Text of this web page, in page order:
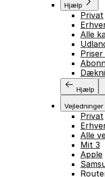
Hjælp
Privat
Alle
Hjælp
Vejledninger
Privat
Alle
Mit 3
Apple